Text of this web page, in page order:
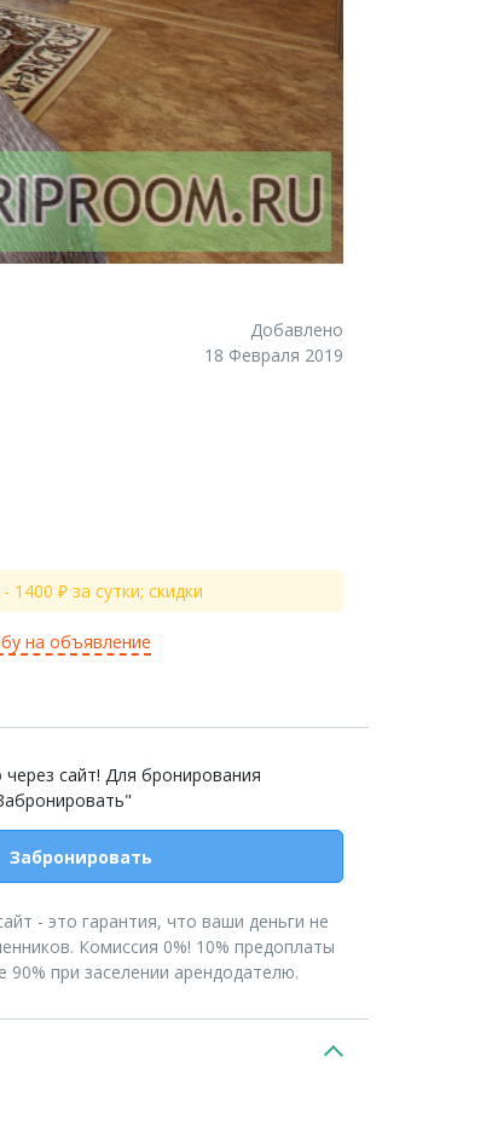
Добавлено
18 Февраля 2019
1400 ₽ за сутки; скидки
на объявление
сайт! Для бронирования
Забронировать
- это гарантия, что ваши деньги не
Комиссия 0%! 10% предоплаты
90% при заселении арендодателю.